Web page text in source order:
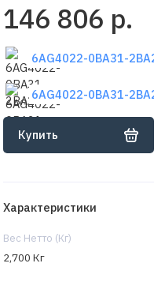
146 806 р.
6AG4022-0BA31-
6AG4022-0BA31-
Купить
Характеристики
Вес Нетто (Кг)
2,700 Кг